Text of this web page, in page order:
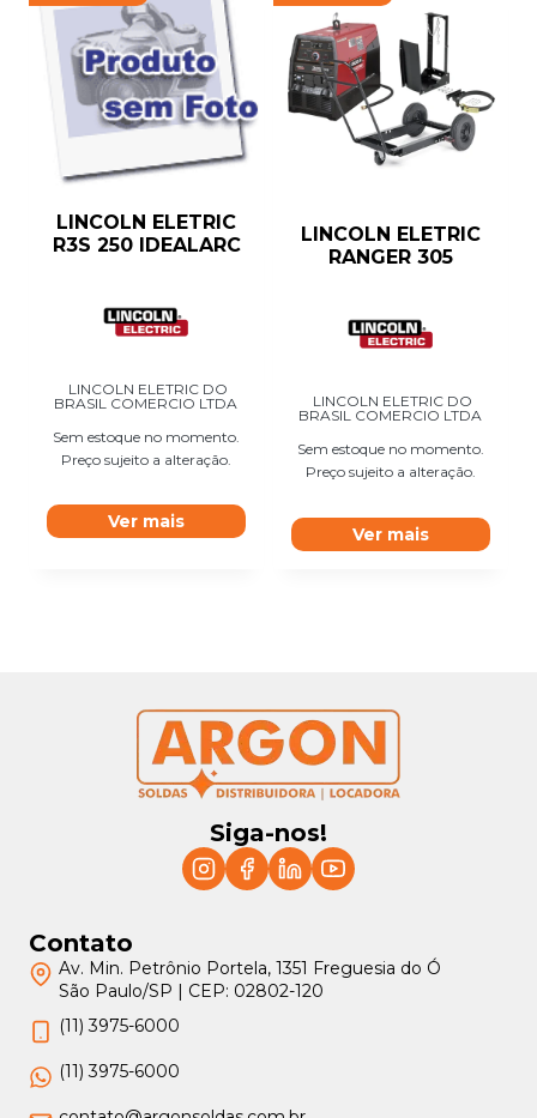
LINCOLN ELETRIC
R3S 250 IDEALARC
LINCOLN ELETRIC DO
BRASIL COMERCIO LTDA
Sem estoque no momento.
Preço sujeito a alteração.
Ver mais
LINCOLN ELETRIC
RANGER 305
LINCOLN ELETRIC DO
BRASIL COMERCIO LTDA
Sem estoque no momento.
Preço sujeito a alteração.
Ver mais
Siga-nos!
Contato
Av. Min. Petrônio Portela, 1351 Freguesia do Ó
São Paulo/SP | CEP: 02802-120
(11) 3975-6000
(11) 3975-6000